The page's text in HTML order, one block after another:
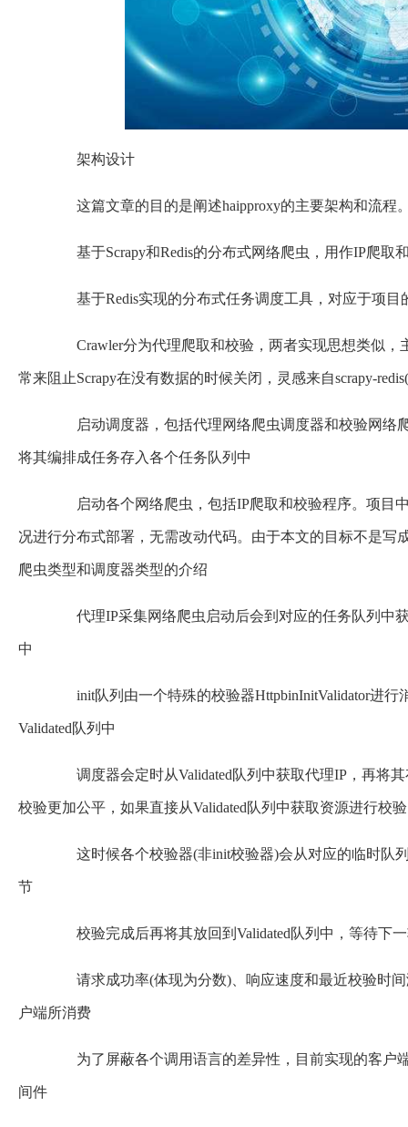
架构设计
这篇文章的目的是阐述haipproxy的主要架构和流程
基于Scrapy和Redis的分布式网络爬虫，用作IP爬取
基于Redis实现的分布式任务调度工具，对应于项目的
Crawler分为代理爬取和校验，两者实现思想类似，主
常来阻止Scrapy在没有数据的时候关闭，灵感来自scrapy-
启动调度器，包括代理网络爬虫调度器和校验网络
将其编排成任务存入各个任务队列中
启动各个网络爬虫，包括IP爬取和校验程序。项目
况进行分布式部署，无需改动代码。由于本文的目标不是
爬虫类型和调度器类型的介绍
代理IP采集网络爬虫启动后会到对应的任务队列中
中
init队列由一个特殊的校验器HttpbinInitValidator进行
Validated队列中
调度器会定时从Validated队列中获取代理IP ，再将
校验更加公平，如果直接从Validated队列中获取资源进行校
这时候各个校验器(非init校验器)会从对应的临时队
节
校验完成后再将其放回到Validated队列中，等待下
请求成功率(体现为分数)、响应速度和最近校验时间
户端所消费
为了屏蔽各个调用语言的差异性，目前实现的客户
间件